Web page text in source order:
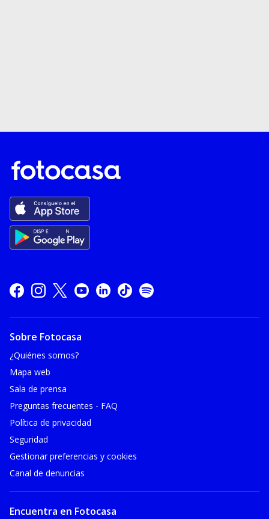
Sobre Fotocasa
¿Quiénes somos?
Mapa web
Sala de prensa
Preguntas frecuentes - FAQ
Política de privacidad
Seguridad
Gestionar preferencias y cookies
Canal de denuncias
Encuentra en Fotocasa